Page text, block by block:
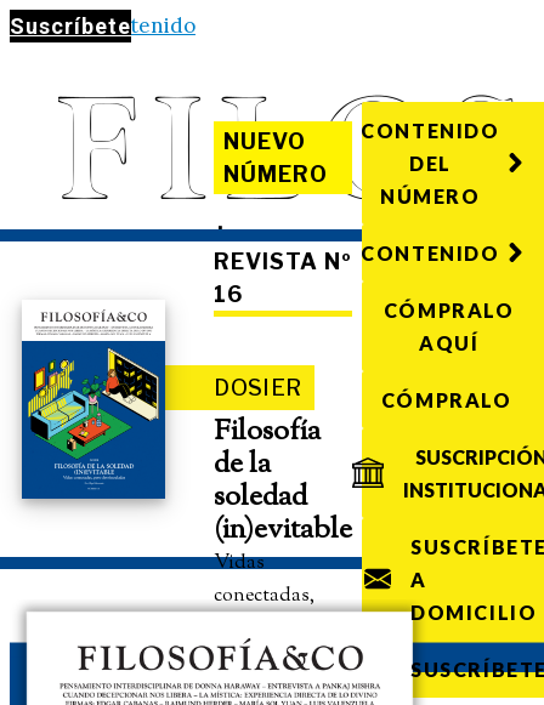
Suscríbete
Saltar al contenido
NUEVO
NÚMERO
·
REVISTA Nº
16
DOSIER
Filosofía
de la
soledad
(in)evitable
Vidas
conectadas,
desvinculadas
CONTENIDO
DEL
NÚMERO
CONTENIDO
CÓMPRALO
AQUÍ
CÓMPRALO
A
DOMICILIO